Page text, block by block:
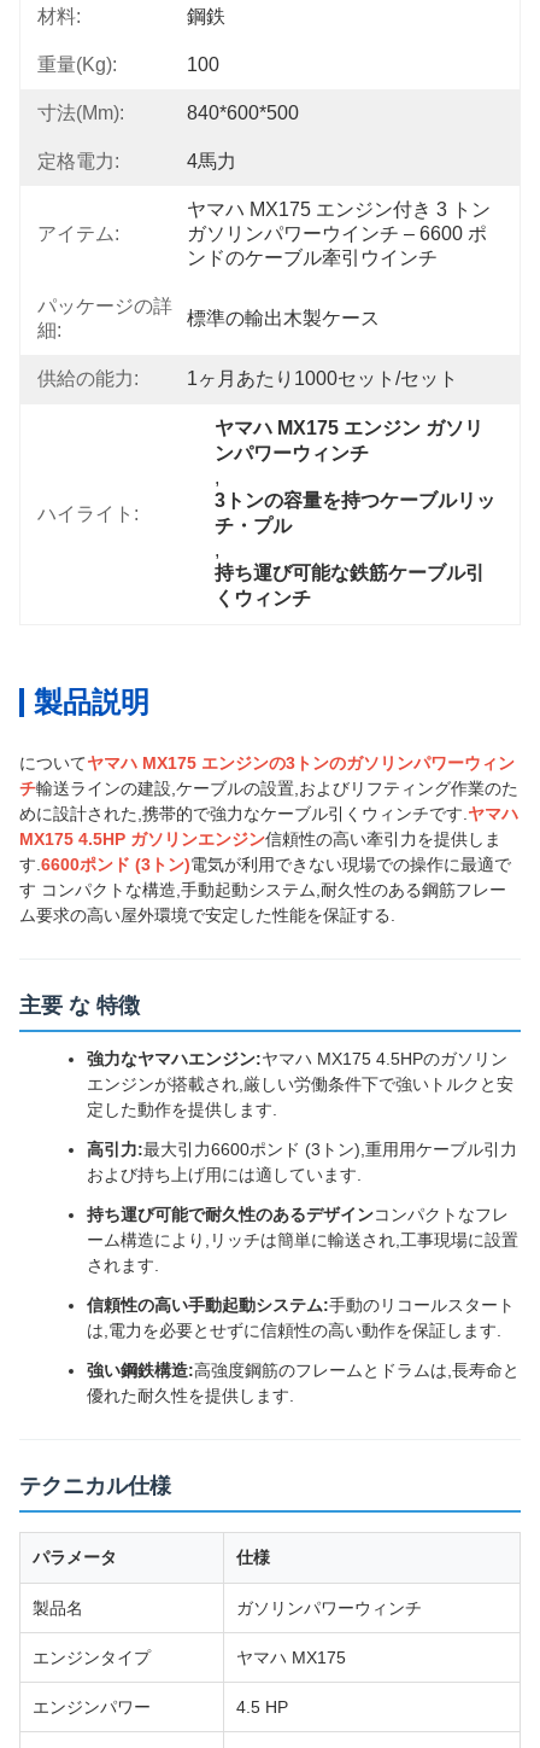
材料: 鋼鉄
重量(kg): 100
寸法(mm): 840*600*500
定格電力: 4馬力
アイテム:
ヤマハ MX175 エンジン付き 3 トン
ガソリンパワーウインチ – 6600 ポ
ンドのケーブル牽引ウインチ
パッケージの詳
細:
標準の輸出木製ケース
供給の能力: 1ヶ月あたり1000セット/セット
ハイライト:
ヤマハ MX175 エンジン ガソリ
ンパワーウィンチ
,
3トンの容量を持つケーブルリッ
チ・プル
,
持ち運び可能な鉄筋ケーブル引
くウィンチ
製品説明
についてヤマハ MX175 エンジンの3トンのガソリンパワーウィン
チ輸送ラインの建設,ケーブルの設置,およびリフティング作業のた
めに設計された,携帯的で強力なケーブル引くウィンチです. ヤマハ
MX175 4.5HP ガソリンエンジン信頼性の高い牽引力を提供しま
す. 6600ポンド (3トン)電気が利用できない現場での操作に最適で
す コンパクトな構造,手動起動システム,耐久性のある鋼筋フレー
ム要求の高い屋外環境で安定した性能を保証する.
主要 な 特徴
強力なヤマハエンジン:ヤマハ MX175 4.5HPのガソリン
エンジンが搭載され,厳しい労働条件下で強いトルクと安
定した動作を提供します.
高引力:最大引力6600ポンド (3トン),重用用ケーブル引力
および持ち上げ用には適しています.
持ち運び可能で耐久性のあるデザインコンパクトなフレ
ーム構造により,リッチは簡単に輸送され,工事現場に設置
されます.
信頼性の高い手動起動システム:手動のリコールスタート
は,電力を必要とせずに信頼性の高い動作を保証します.
強い鋼鉄構造:高強度鋼筋のフレームとドラムは,長寿命と
優れた耐久性を提供します.
テクニカル仕様
パラメータ 仕様
製品名 ガソリンパワーウィンチ
エンジンタイプ ヤマハ MX175
エンジンパワー 4.5 HP